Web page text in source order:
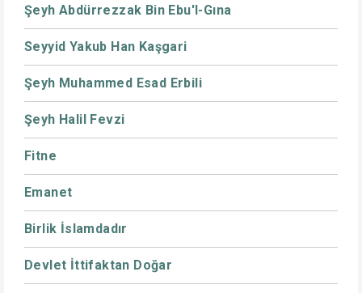
Şeyh Abdürrezzak Bin Ebu'l-Gına
Seyyid Yakub Han Kaşgari
Şeyh Muhammed Esad Erbili
Şeyh Halil Fevzi
Fitne
Emanet
Birlik İslamdadır
Devlet İttifaktan Doğar